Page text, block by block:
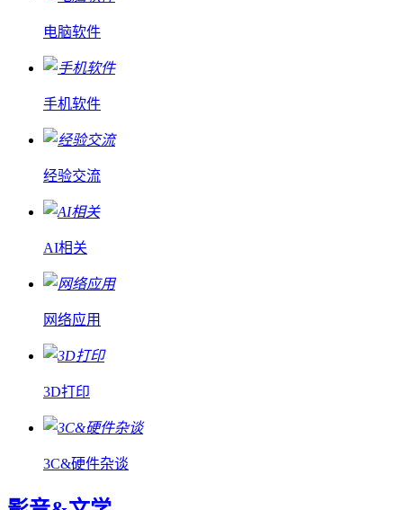
电脑软件
手机软件
经验交流
AI相关
网络应用
3D打印
3C&硬件杂谈